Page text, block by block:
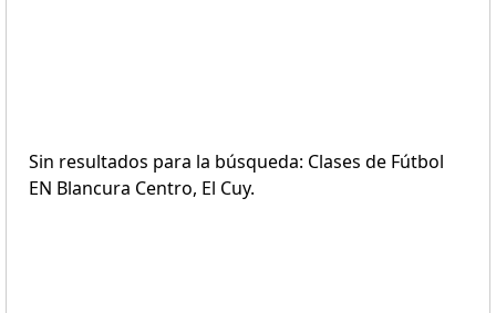
Sin resultados para la búsqueda: Clases de Fútbol
EN Blancura Centro, El Cuy.